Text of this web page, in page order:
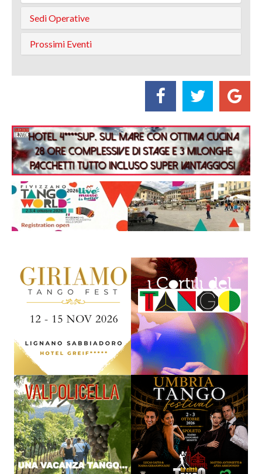
Sedi Operative
Prossimi Eventi